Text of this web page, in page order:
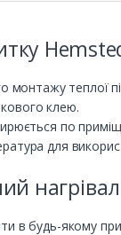
теплої
клею.
по
для
в будь-якому